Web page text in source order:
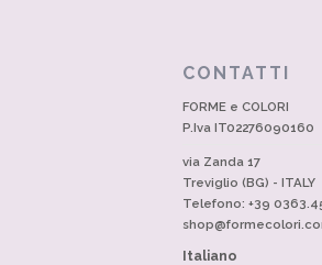
CONTATTI
FORME e COLORI
P.Iva IT02276090160
via Zanda 17
Treviglio (BG) - ITALY
Telefono: +39
Italiano